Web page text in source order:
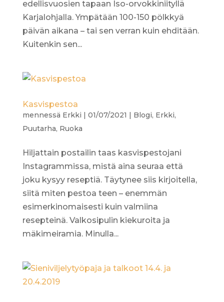
edellisvuosien tapaan Iso-orvokkiniityllä
Karjalohjalla. Ympätään 100-150 pölkkyä
päivän aikana – tai sen verran kuin ehditään.
Kuitenkin sen...
Kasvispestoa
mennessä Erkki | 01/07/2021 | Blogi, Erkki,
Puutarha, Ruoka
Hiljattain postailin taas kasvispestojani
Instagrammissa, mistä aina seuraa että
joku kysyy reseptiä. Täytynee siis kirjoitella,
siitä miten pestoa teen – enemmän
esimerkinomaisesti kuin valmiina
resepteinä. Valkosipulin kiekuroita ja
mäkimeiramia. Minulla...